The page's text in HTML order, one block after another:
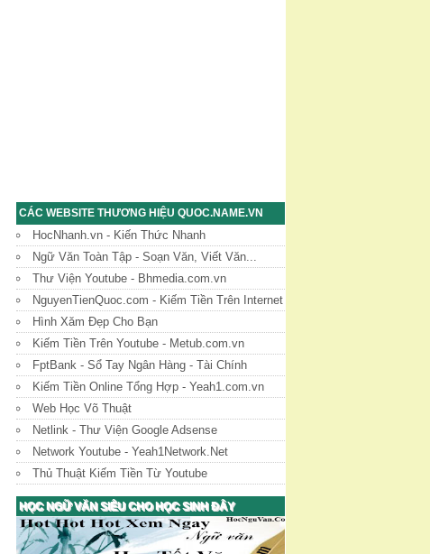
CÁC WEBSITE THƯƠNG HIỆU QUOC.NAME.VN
HocNhanh.vn - Kiến Thức Nhanh
Ngữ Văn Toàn Tập - Soạn Văn, Viết Văn...
Thư Viện Youtube - Bhmedia.com.vn
NguyenTienQuoc.com - Kiếm Tiền Trên Internet
Hình Xăm Đẹp Cho Bạn
Kiếm Tiền Trên Youtube - Metub.com.vn
FptBank - Sổ Tay Ngân Hàng - Tài Chính
Kiếm Tiền Online Tổng Hợp - Yeah1.com.vn
Web Học Võ Thuật
Netlink - Thư Viện Google Adsense
Network Youtube - Yeah1Network.Net
Thủ Thuật Kiếm Tiền Từ Youtube
HỌC NGỮ VĂN SIÊU CHO HỌC SINH ĐÂY